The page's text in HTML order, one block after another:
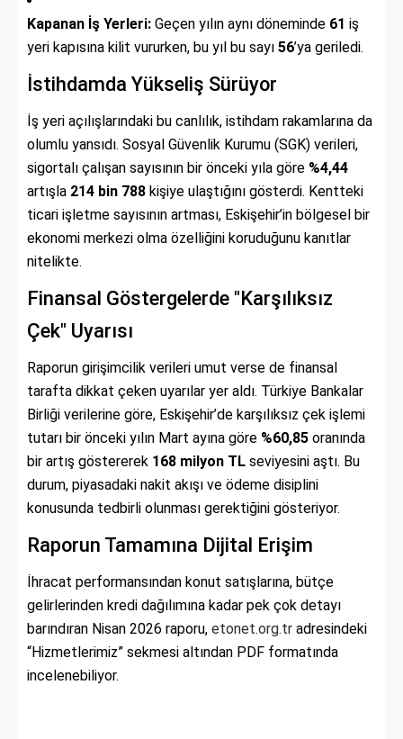
Kapanan İş Yerleri: Geçen yılın aynı döneminde 61 iş
yeri kapısına kilit vururken, bu yıl bu sayı 56’ya geriledi.
İstihdamda Yükseliş Sürüyor
İş yeri açılışlarındaki bu canlılık, istihdam rakamlarına da
olumlu yansıdı. Sosyal Güvenlik Kurumu (SGK) verileri,
sigortalı çalışan sayısının bir önceki yıla göre %4,44
artışla 214 bin 788 kişiye ulaştığını gösterdi. Kentteki
ticari işletme sayısının artması, Eskişehir’in bölgesel bir
ekonomi merkezi olma özelliğini koruduğunu kanıtlar
nitelikte.
Finansal Göstergelerde "Karşılıksız
Çek" Uyarısı
Raporun girişimcilik verileri umut verse de finansal
tarafta dikkat çeken uyarılar yer aldı. Türkiye Bankalar
Birliği verilerine göre, Eskişehir’de karşılıksız çek işlemi
tutarı bir önceki yılın Mart ayına göre %60,85 oranında
bir artış göstererek 168 milyon TL seviyesini aştı. Bu
durum, piyasadaki nakit akışı ve ödeme disiplini
konusunda tedbirli olunması gerektiğini gösteriyor.
Raporun Tamamına Dijital Erişim
İhracat performansından konut satışlarına, bütçe
gelirlerinden kredi dağılımına kadar pek çok detayı
barındıran Nisan 2026 raporu, etonet.org.tr adresindeki
“Hizmetlerimiz” sekmesi altından PDF formatında
incelenebiliyor.